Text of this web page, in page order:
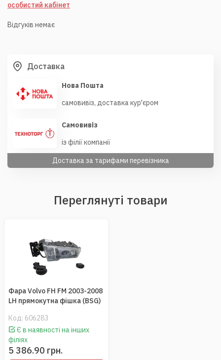
Відгуків немає
особистий кабінет
Доставка
Нова Пошта
самовивіз, доставка кур'єром
Самовивіз
із філії компанії
Доставка за тарифами перевізника
Переглянуті товари
Код: 606283
Фара Volvo FH FM 2003-2008
LH прямокутна фішка (BSG)
Є в наявності на інших
філіях
5 386.90 грн.